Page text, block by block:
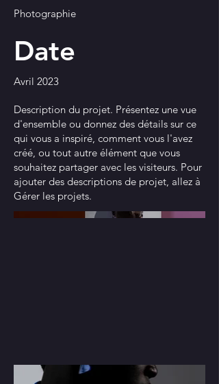
Photographie
Date
Avril 2023
Description du projet. Présentez une vue
d'ensemble ou donnez des détails sur ce
qui vous a inspiré, comment vous l'avez
créé, ou tout autre élément que vous
souhaitez partager avec les visiteurs. Pour
ajouter des descriptions de projet, allez à
Gérer les projets.